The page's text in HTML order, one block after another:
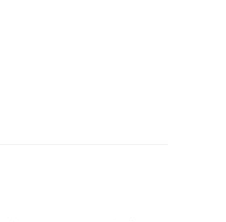
动巡视整改落实落地，